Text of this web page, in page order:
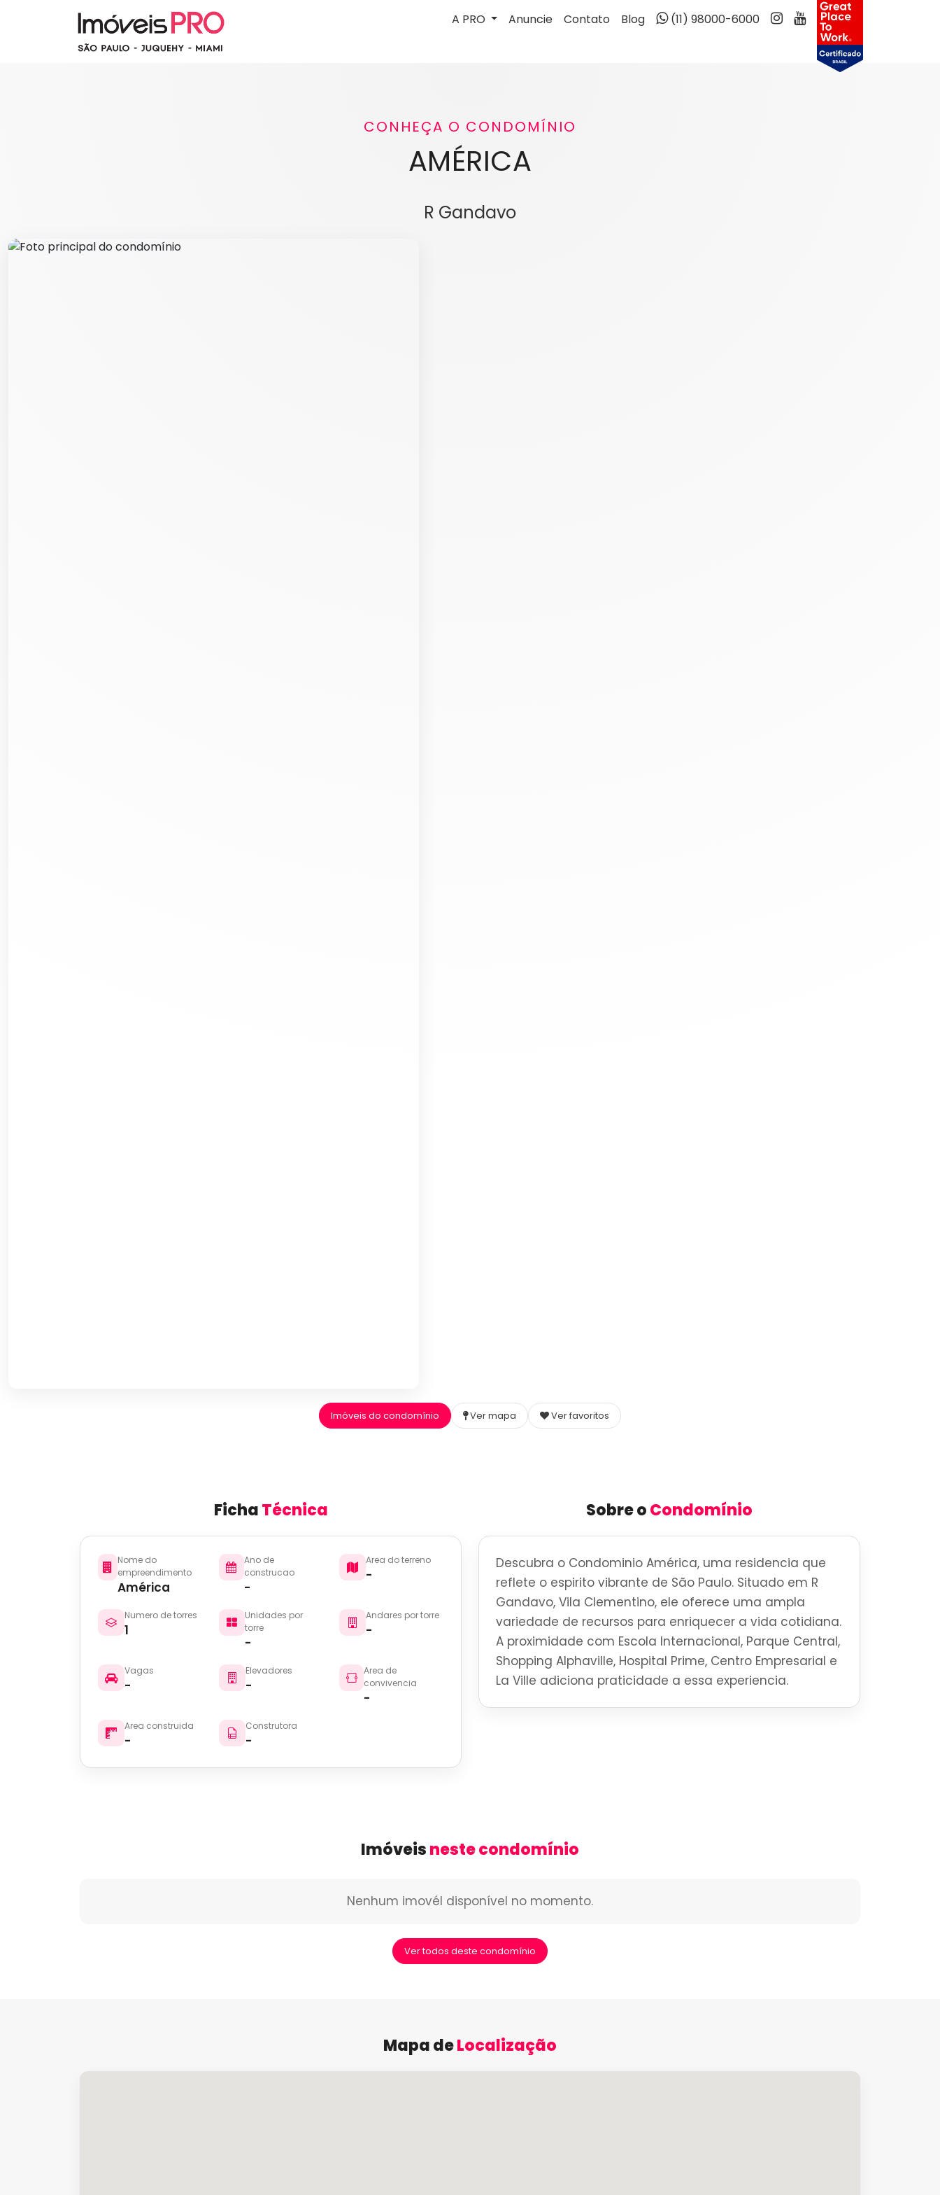
A PRO Anuncie Contato Blog (11) 98000-6000
CONHEÇA O CONDOMÍNIO
AMÉRICA
R Gandavo
Imóveis do condomínio Ver mapa Ver favoritos
FichaTécnica
Nome do
empreendimento
América
Ano de
construcao
-
Area do terreno
-
Numero de torres
1
Unidades por
torre
-
Andares por torre
-
Vagas
-
Elevadores
-
Area de
convivencia
-
Area construida
-
Construtora
-
Sobre oCondomínio
Descubra o Condominio América, uma residencia que
reflete o espirito vibrante de São Paulo. Situado em R
Gandavo, Vila Clementino, ele oferece uma ampla
variedade de recursos para enriquecer a vida cotidiana.
A proximidade com Escola Internacional, Parque Central,
Shopping Alphaville, Hospital Prime, Centro Empresarial e
La Ville adiciona praticidade a essa experiencia.
Imóveisneste condomínio
Nenhum imovél disponível no momento.
Ver todos deste condomínio
Mapa deLocalização